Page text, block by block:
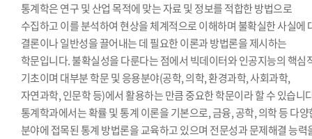
통계학은 연구 및 산업 목적에 맞는 자료 및 정보를 적합한 방법으로
수집하고 이를 분석하여 현상을 체계적으로 이해하며 불확실한 사실에
결론이나 일반성을 끌어내는 데 필요한 이론과 방법론을 제시하는
학문입니다. 불확실성을 다룬다는 점에서 빅데이터와 인공지능의 핵심
기초이며 대부분 학문 및 응용분야(공학, 의학, 환경과학, 사회과학,
자연과학, 인문학 등)에서 활용하는 만큼 중요한 학문이라 할 수 있습니
통계학과에서는 확률 및 통계 이론을 기본으로, 금융, 공학, 의학 등 다양
분야에 접목된 통계 방법론을 교육하고 있으며 전문성과 문제해결 능력